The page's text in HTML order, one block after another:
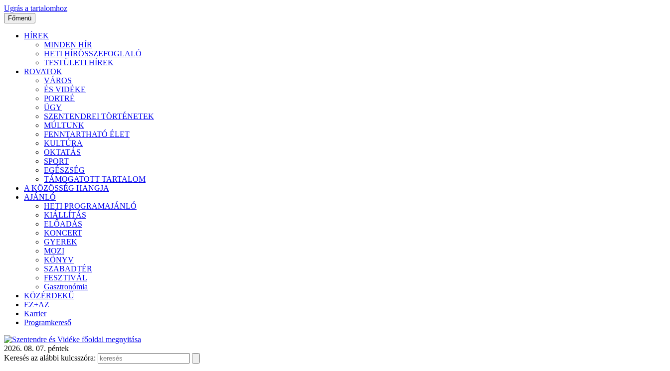
Ugrás a tartalomhoz
Főmenü
HÍREK
MINDEN HÍR
HETI HÍRÖSSZEFOGLALÓ
TESTÜLETI HÍREK
ROVATOK
VÁROS
ÉS VIDÉKE
PORTRÉ
ÜGY
SZENTENDREI TÖRTÉNETEK
MÚLTUNK
FENNTARTHATÓ ÉLET
KULTÚRA
OKTATÁS
SPORT
EGÉSZSÉG
TÁMOGATOTT TARTALOM
A KÖZÖSSÉG HANGJA
AJÁNLÓ
HETI PROGRAMAJÁNLÓ
KIÁLLÍTÁS
ELŐADÁS
KONCERT
GYEREK
MOZI
KÖNYV
SZABADTÉR
FESZTIVÁL
Gasztronómia
KÖZÉRDEKŰ
EZ+AZ
Karrier
Programkereső
2026. 08. 07. péntek
Keresés az alábbi kulcsszóra: